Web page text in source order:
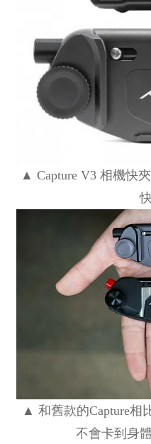
▲ Capture V3 相機快
▲ 和舊款的Capture相
不會卡到身